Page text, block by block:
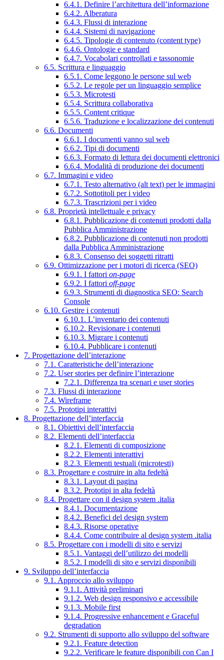
6.4.1. Definire l’architettura dell’informazione
6.4.2. Alberatura
6.4.3. Flussi di interazione
6.4.4. Sistemi di navigazione
6.4.5. Tipologie di contenuto (content type)
6.4.6. Ontologie e standard
6.4.7. Vocabolari controllati e tassonomie
6.5. Scrittura e linguaggio
6.5.1. Come leggono le persone sul web
6.5.2. Le regole per un linguaggio semplice
6.5.3. Microtesti
6.5.4. Scrittura collaborativa
6.5.5. Content critique
6.5.6. Traduzione e localizzazione dei contenuti
6.6. Documenti
6.6.1. I documenti vanno sul web
6.6.2. Tipi di documenti
6.6.3. Formato di lettura dei documenti elettronici
6.6.4. Modalità di produzione dei documenti
6.7. Immagini e video
6.7.1. Testo alternativo (alt text) per le immagini
6.7.2. Sottotitoli per i video
6.7.3. Trascrizioni per i video
6.8. Proprietà intellettuale e privacy
6.8.1. Pubblicazione di contenuti prodotti dalla
Pubblica Amministrazione
6.8.2. Pubblicazione di contenuti non prodotti
dalla Pubblica Amministrazione
6.8.3. Consenso dei soggetti ritratti
6.9. Ottimizzazione per i motori di ricerca (SEO)
6.9.1. I fattori on-page
6.9.2. I fattori off-page
6.9.3. Strumenti di diagnostica SEO: Search
Console
6.10. Gestire i contenuti
6.10.1. L’inventario dei contenuti
6.10.2. Revisionare i contenuti
6.10.3. Migrare i contenuti
6.10.4. Pubblicare i contenuti
7. Progettazione dell’interazione
7.1. Caratteristiche dell’interazione
7.2. User stories per definire l’interazione
7.2.1. Differenza tra scenari e user stories
7.3. Flussi di interazione
7.4. Wireframe
7.5. Prototipi interattivi
8. Progettazione dell’interfaccia
8.1. Obiettivi dell’interfaccia
8.2. Elementi dell’interfaccia
8.2.1. Elementi di composizione
8.2.2. Elementi interattivi
8.2.3. Elementi testuali (microtesti)
8.3. Progettare e costruire in alta fedeltà
8.3.1. Layout di pagina
8.3.2. Prototipi in alta fedeltà
8.4. Progettare con il design system .italia
8.4.1. Documentazione
8.4.2. Benefici del design system
8.4.3. Risorse operative
8.4.4. Come contribuire al design system .italia
8.5. Progettare con i modelli di sito e servizi
8.5.1. Vantaggi dell’utilizzo dei modelli
8.5.2. I modelli di sito e servizi disponibili
9. Sviluppo dell’interfaccia
9.1. Approccio allo sviluppo
9.1.1. Attività preliminari
9.1.2. Web design responsivo e accessibile
9.1.3. Mobile first
9.1.4. Progressive enhancement e Graceful
degradation
9.2. Strumenti di supporto allo sviluppo del software
9.2.1. Feature detection
9.2.2. Verificare le feature disponibili con Can I